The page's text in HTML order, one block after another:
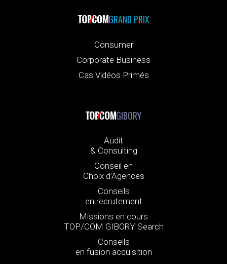
GRAND PRIX
Consumer
Corporate Business
Cas Vidéos Primés
GIBORY
Audit
& Consulting
Conseil en
Choix d’Agences
Conseils
en recrutement
Missions en cours
TOP/COM GIBORY Search
Conseils
en fusion acquisition